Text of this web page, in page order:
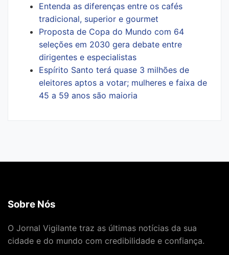
Entenda as diferenças entre os cafés
tradicional, superior e gourmet
Proposta de Copa do Mundo com 64
seleções em 2030 gera debate entre
dirigentes e especialistas
Espírito Santo terá quase 3 milhões de
eleitores aptos a votar; mulheres e faixa de
45 a 59 anos são maioria
Sobre Nós
O Jornal Vigilante traz as últimas notícias da sua
cidade e do mundo com credibilidade e confiança.